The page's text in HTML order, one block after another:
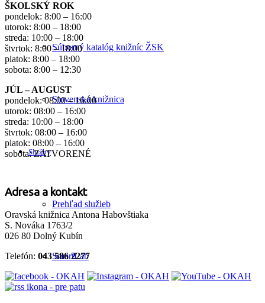
Súborný katalóg knižníc ŽSK
Slovenská knižnica
Služby
Prehľad služieb
SmartLab
ŠKOLSKÝ ROK
pondelok: 8:00 – 16:00
utorok: 8:00 – 18:00
streda: 10:00 – 18:00
štvrtok: 8:00 – 18:00
piatok: 8:00 – 18:00
sobota: 8:00 – 12:30
JÚL – AUGUST
pondelok: 08:00 – 16:00
utorok: 08:00 – 16:00
streda: 10:00 – 18:00
štvrtok: 08:00 – 16:00
piatok: 08:00 – 16:00
sobota: ZATVORENÉ
Adresa a kontakt
Oravská knižnica Antona Habovštiaka
S. Nováka 1763/2
026 80 Dolný Kubín
Telefón: 043 586 2277